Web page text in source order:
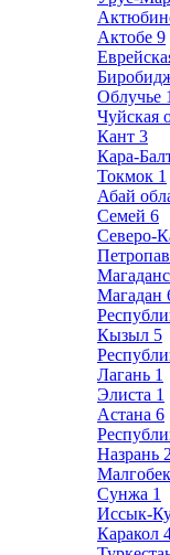
Актобе 9
Облучье 1
Чуйская
Кант 3
Кара-
Токмок 1
Абай
Семей 6
Северо-
Магадан
Кызыл 5
Лагань 1
Элиста 1
Астана 6
Назрань 2
Малгобек
Сунжа 1
Иссык-
Каракол